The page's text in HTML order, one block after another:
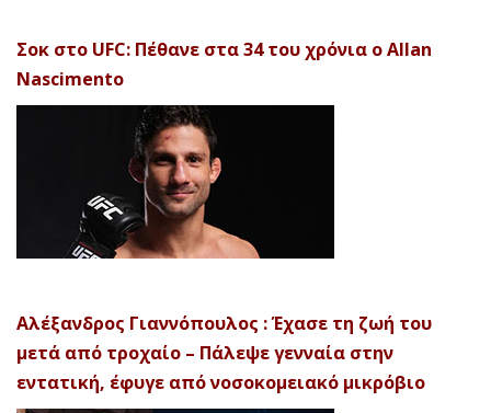
Σοκ στο UFC: Πέθανε στα 34 του χρόνια ο Allan
Nascimento
Αλέξανδρος Γιαννόπουλος : Έχασε τη ζωή του
μετά από τροχαίο – Πάλεψε γενναία στην
εντατική, έφυγε από νοσοκομειακό μικρόβιο